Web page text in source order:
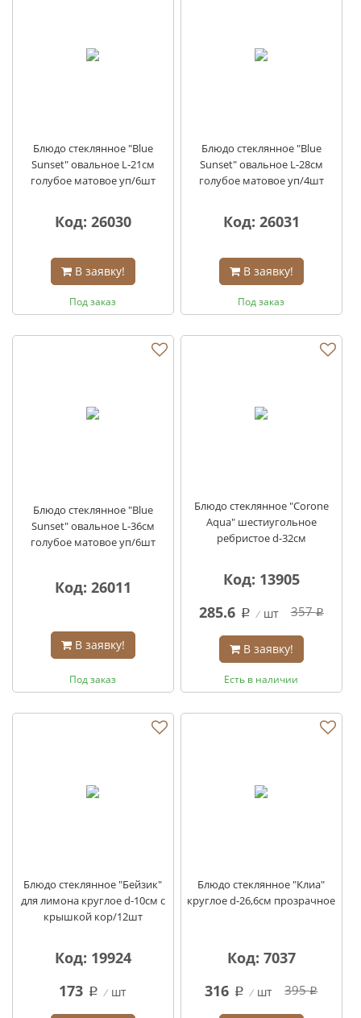
Блюдо стеклянное "Blue
Sunset" овальное L-21см
голубое матовое уп/6шт
Код: 26030
В заявку!
Под заказ
Блюдо стеклянное "Blue
Sunset" овальное L-28см
голубое матовое уп/4шт
Код: 26031
В заявку!
Под заказ
Блюдо стеклянное "Blue
Sunset" овальное L-36см
голубое матовое уп/6шт
Код: 26011
В заявку!
Под заказ
Блюдо стеклянное "Corone
Aqua" шестиугольное
ребристое d-32см
Код: 13905
285.6 q шт 357q
В заявку!
Есть в наличии
Блюдо стеклянное "Бейзик"
для лимона круглое d-10см с
крышкой кор/12шт
Код: 19924
173 q шт
Блюдо стеклянное "Клиа"
круглое d-26,6см прозрачное
Код: 7037
316 q шт 395q